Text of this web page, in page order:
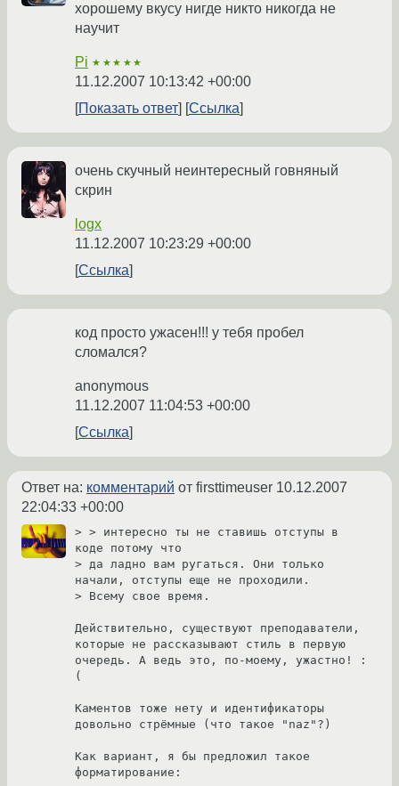
хорошему вкусу нигде никто никогда не
научит
Pi ★★★★★
11.12.2007 10:13:42 +00:00
Показать ответ
Ссылка
очень скучный неинтересный говняный
скрин
logx
11.12.2007 10:23:29 +00:00
Ссылка
код просто ужасен!!! у тебя пробел
сломался?
anonymous
11.12.2007 11:04:53 +00:00
Ссылка
Ответ на: комментарий от firsttimeuser 10.12.2007
22:04:33 +00:00
> > интересно ты не ставишь отступы в
коде потому что
> да ладно вам ругаться. Они только
начали, отступы еще не проходили.
> Всему свое время.
Действительно, существуют преподаватели,
которые не рассказывают стиль в первую
очередь. А ведь это, по-моему, ужастно! :
(
Каментов тоже нету и идентификаторы
довольно стрёмные (что такое "naz"?)
Как вариант, я бы предложил такое
форматирование: